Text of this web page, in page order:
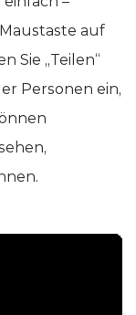
auf
Sie „Teilen“
Personen ein,